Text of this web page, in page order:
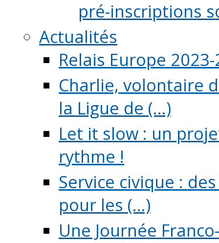
pré-inscriptions
Actualités
Relais Europe
Charlie, volontaire
la Ligue de (...)
Let it slow : un
rythme !
Service civique :
pour les (...)
Une Journée